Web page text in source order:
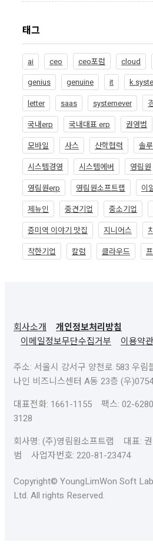
태그
ai ceo ceo포럼 cloud
genius
genuine it
letter
saas systemever
국내erp
국내대표 erp 권영범
모바일
사스 산학협력 솔
시스템경영
시스템에버 영림원
영림원erp
영림원소프트랩 이
제뉴인
중견기업 중소기업
증미역 이야기 맛집
지니어스
착한기업
칼럼 클라우드
회사소개
개인정보처리방침
이메일정보무단수집거부
이용약관
주소: 서울시 강서구 양천로 583 우림
나인 비즈니스센터 A동 23층 (우
대표전화: 1661-1155 팩스: 02-
3128
회사명: (주)영림원소프트랩 대표:
범 사업자번호: 220-81-23474
Copyright© YoungLimWon Soft
Ltd. All rights Reserved.